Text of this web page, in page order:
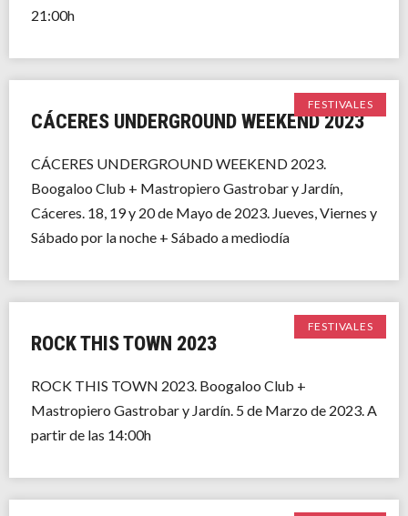
21:00h
FESTIVALES
CÁCERES UNDERGROUND WEEKEND 2023
CÁCERES UNDERGROUND WEEKEND 2023.
Boogaloo Club + Mastropiero Gastrobar y Jardín,
Cáceres. 18, 19 y 20 de Mayo de 2023. Jueves, Viernes y
Sábado por la noche + Sábado a mediodía
FESTIVALES
ROCK THIS TOWN 2023
ROCK THIS TOWN 2023. Boogaloo Club +
Mastropiero Gastrobar y Jardín. 5 de Marzo de 2023. A
partir de las 14:00h